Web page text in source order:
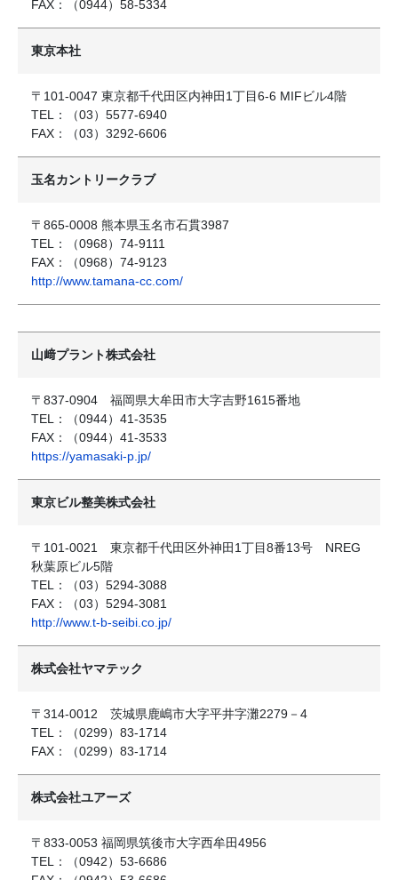
FAX：（0944）58-5334
東京本社
〒101-0047 東京都千代田区内神田1丁目6-6 MIFビル4階
TEL：（03）5577-6940
FAX：（03）3292-6606
玉名カントリークラブ
〒865-0008 熊本県玉名市石貫3987
TEL：（0968）74-9111
FAX：（0968）74-9123
http://www.tamana-cc.com/
山﨑プラント株式会社
〒837-0904 福岡県大牟田市大字吉野1615番地
TEL：（0944）41-3535
FAX：（0944）41-3533
https://yamasaki-p.jp/
東京ビル整美株式会社
〒101-0021 東京都千代田区外神田1丁目8番13号 NREG
秋葉原ビル5階
TEL：（03）5294-3088
FAX：（03）5294-3081
http://www.t-b-seibi.co.jp/
株式会社ヤマテック
〒314-0012 茨城県鹿嶋市大字平井字灘2279－4
TEL：（0299）83-1714
FAX：（0299）83-1714
株式会社ユアーズ
〒833-0053 福岡県筑後市大字西牟田4956
TEL：（0942）53-6686